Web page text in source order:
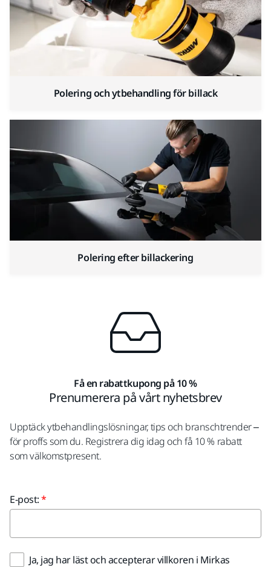
Polering och ytbehandling för billack
Polering efter billackering
Få en rabattkupong på 10 %
Prenumerera på vårt nyhetsbrev
Upptäck ytbehandlingslösningar, tips och branschtrender –
för proffs som du. Registrera dig idag och få 10 % rabatt
som välkomstpresent.
E-post:
Ja, jag har läst och accepterar villkoren i Mirkas